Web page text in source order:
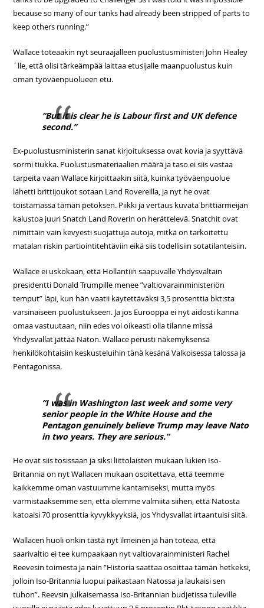
because so many of our tanks had already been stripped of parts to
keep others running.”
Wallace toteaakin nyt seuraajalleen puolustusministeri John Healey
´lle, että olisi tärkeämpää laittaa etusijalle maanpuolustus kuin
oman työväenpuolueen etu.
“But it is clear he is Labour first and UK defence
second.”
Ex-puolustusministerin sanat kirjoituksessa ovat kovia ja syyttävä
sormi tiukka. Puolustusmateriaalien määrä ja taso ei siis vastaa
tarpeita vaan Wallace kirjoittaakin siitä, kuinka työväenpuolue
lähetti brittijoukot sotaan Land Rovereilla, ja nyt he ovat
toistamassa tämän petoksen. Piikki ja vertaus kuvata brittiarmeijan
kalustoa juuri Snatch Land Roverin on herättelevä. Snatchit ovat
nimittäin vain kevyesti suojattuja autoja, mitkä on tarkoitettu
matalan riskin partiointitehtäviin eikä siis todellisiin sotatilanteisiin.
Wallace ei uskokaan, että Hollantiin saapuvalle Yhdysvaltain
presidentti Donald Trumpille menee ”valtiovarainministeriön
temput” läpi, kun hän vaatii käytettäväksi 3,5 prosenttia bkt:sta
varsinaiseen puolustukseen. Ja jos Eurooppa ei nyt aidosti kanna
omaa vastuutaan, niin edes voi oikeasti olla tilanne missä
Yhdysvallat jättää Naton. Wallace perusti näkemyksensä
henkilökohtaisiin keskusteluihin tänä kesänä Valkoisessa talossa ja
Pentagonissa.
“I was in Washington last week and some very
senior people in the White House and the
Pentagon genuinely believe Trump may leave Nato
in two years. They are serious.”
He ovat siis tosissaan ja siksi liittolaisten mukaan lukien Iso-
Britannia on nyt Wallacen mukaan osoitettava, että teemme
kaikkemme oman vastuumme kantamiseksi, mutta myös
varmistaaksemme sen, että olemme valmiita siihen, että Natosta
katoaisi 70 prosenttia kyvykkyyksiä, jos Yhdysvallat irtaantuisi siitä.
Wallacen huoli onkin tästä nyt ilmeinen ja hän toteaa, että
saarivaltio ei tee kumpaakaan nyt valtiovarainministeri Rachel
Reevesin toimesta ja näin ”Historia saattaa osoittaa tämän hetkeksi,
jolloin Iso-Britannia luopui paikastaan ​​Natossa ja laukaisi sen
tuhon”. Reevsin julkaisemassa Iso-Britannian budjetissa tuleville